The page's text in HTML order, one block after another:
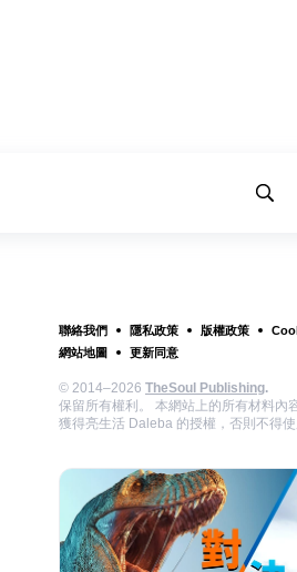
聯絡我們 隱私政策 版權政策
網站地圖
更新同意
© 2014–2026 TheSoul Publishing.
保留所有權利。 本網站上的所有材料內
獲得亮生活 Daleba 的授權，否則不得使